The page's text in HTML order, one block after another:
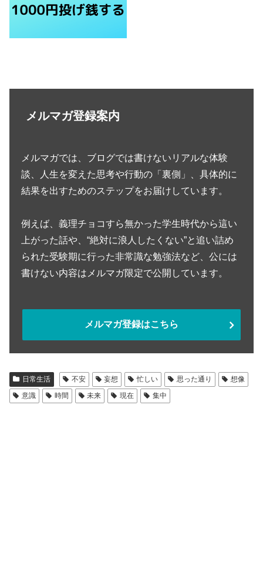
メルマガ登録案内
メルマガでは、ブログでは書けないリアルな体験
談、人生を変えた思考や行動の「裏側」、具体的に
結果を出すためのステップをお届けしています。
例えば、義理チョコすら無かった学生時代から這い
上がった話や、“絶対に浪人したくない”と追い詰め
られた受験期に行った非常識な勉強法など、公には
書けない内容はメルマガ限定で公開しています。
メルマガ登録はこちら
日常生活 不安 妄想 忙しい 思った通り
想像
意識
時間 未来 現在 集中